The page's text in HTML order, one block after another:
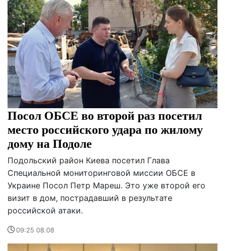
Посол ОБСЕ во второй раз посетил
место российского удара по жилому
дому на Подоле
Подольский район Киева посетил Глава
Специальной мониторинговой миссии ОБСЕ в
Украине Посол Петр Мареш. Это уже второй его
визит в дом, пострадавший в результате
российской атаки.
09:25 08.08